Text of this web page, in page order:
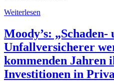
Weiterlesen
Moody’s: „Schaden-
Unfallversicherer
kommenden Jahren
Investitionen in